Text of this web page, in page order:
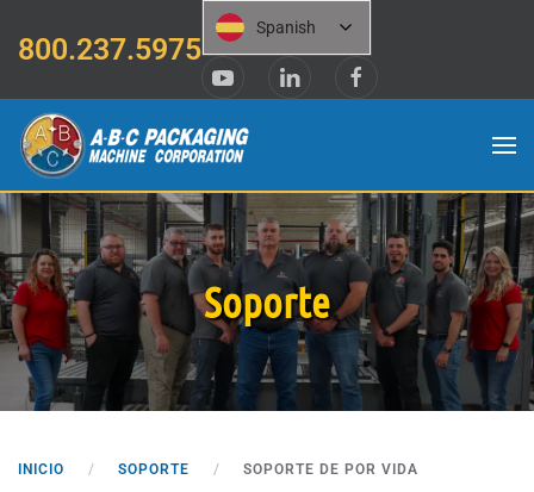
Saltar al contenido principal
800.237.5975
Spanish
Soporte
INICIO SOPORTE SOPORTE DE POR VIDA